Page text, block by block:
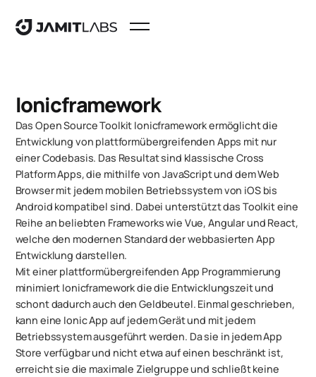
Ionicframework
Das Open Source Toolkit Ionicframework ermöglicht die
Entwicklung von plattformübergreifenden Apps mit nur
einer Codebasis. Das Resultat sind klassische Cross
Platform Apps, die mithilfe von JavaScript und dem Web
Browser mit jedem mobilen Betriebssystem von iOS bis
Android kompatibel sind. Dabei unterstützt das Toolkit eine
Reihe an beliebten Frameworks wie Vue, Angular und React,
welche den modernen Standard der webbasierten App
Entwicklung darstellen.
Mit einer plattformübergreifenden App Programmierung
minimiert Ionicframework die die Entwicklungszeit und
schont dadurch auch den Geldbeutel. Einmal geschrieben,
kann eine Ionic App auf jedem Gerät und mit jedem
Betriebssystem ausgeführt werden. Da sie in jedem App
Store verfügbar und nicht etwa auf einen beschränkt ist,
erreicht sie die maximale Zielgruppe und schließt keine